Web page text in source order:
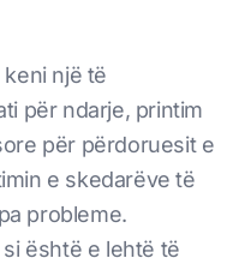
një të
për ndarje, printim
për përdoruesit e
e skedarëve të
probleme.
është e lehtë të